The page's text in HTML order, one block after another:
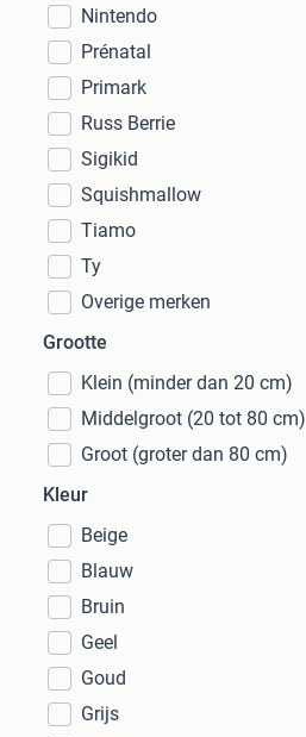
Nintendo
Prénatal
Primark
Russ Berrie
Sigikid
Squishmallow
Tiamo
Ty
Overige merken
Grootte
Klein (minder dan 20 cm)
Middelgroot (20 tot 80 cm)
Groot (groter dan 80 cm)
Kleur
Beige
Blauw
Bruin
Geel
Goud
Grijs